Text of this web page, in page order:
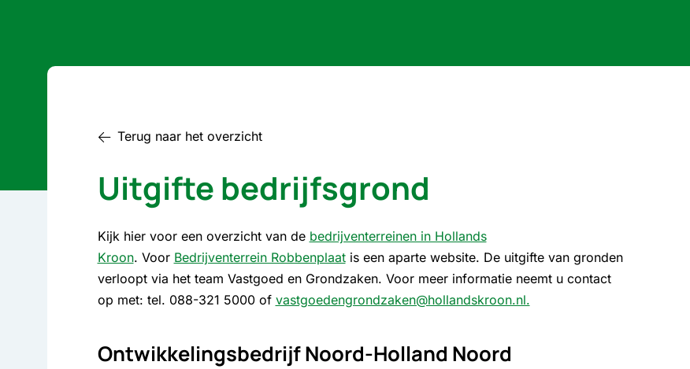
Terug naar het overzicht
Uitgifte bedrijfsgrond
Kijk hier voor een overzicht van de bedrijventerreinen in Hollands
Kroon. Voor Bedrijventerrein Robbenplaatis een aparte website. De uitgifte van gronden
verloopt via het team Vastgoed en Grondzaken. Voor meer informatie neemt u contact
op met: tel. 088-321 5000 of vastgoedengrondzaken@hollandskroon.nl​.
Ontwikkelingsbedrijf Noord-Holland Noord